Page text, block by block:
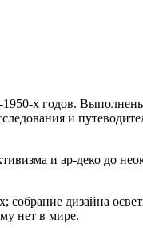
х годов.
и
и ар-деко до
; собрание дизайна
нет в мире.